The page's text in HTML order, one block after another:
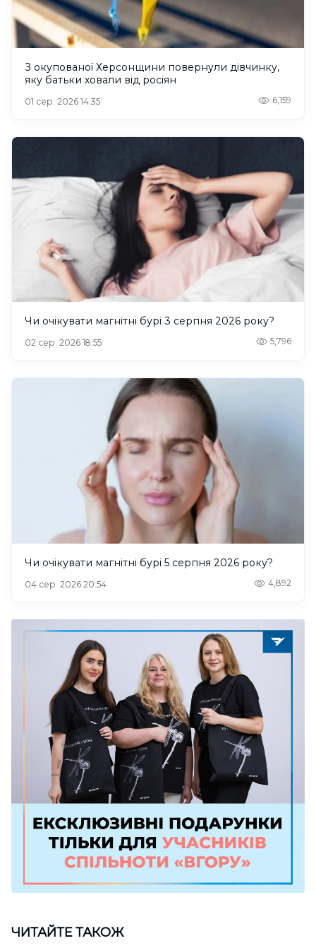
З окупованої Херсонщини повернули дівчинку,
яку батьки ховали від росіян
01 сер. 2026 14:35 6,159
Чи очікувати магнітні бурі 3 серпня 2026 року?
02 сер. 2026 18:55 5,796
Чи очікувати магнітні бурі 5 серпня 2026 року?
04 сер. 2026 20:54 4,892
ЧИТАЙТЕ ТАКОЖ